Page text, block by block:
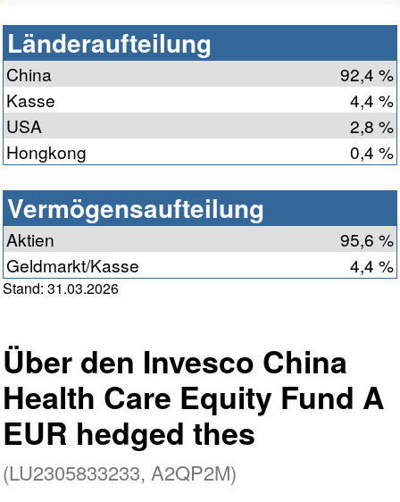
Länderaufteilung
China
92,4 %
Kasse
4,4 %
USA
2,8 %
Hongkong
0,4 %
Vermögensaufteilung
Aktien
95,6 %
Geldmarkt/Kasse
4,4 %
Stand: 31.03.2026
Über den Invesco China
Health Care Equity Fund A
EUR hedged thes
(LU2305833233, A2QP2M)